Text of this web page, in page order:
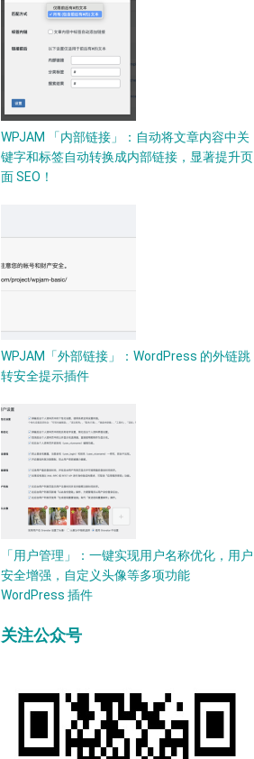
WPJAM 「内部链接」：自动将文章内容中关
键字和标签自动转换成内部链接，显著提升页
面 SEO！
WPJAM「外部链接」：WordPress 的外链跳
转安全提示插件
「用户管理」：一键实现用户名称优化，用户
安全增强，自定义头像等多项功能
WordPress 插件
关注公众号